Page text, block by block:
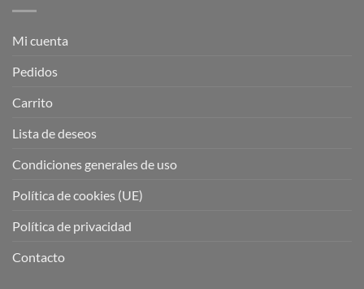
Mi cuenta
Pedidos
Carrito
Lista de deseos
Condiciones generales de uso
Política de cookies (UE)
Política de privacidad
Contacto